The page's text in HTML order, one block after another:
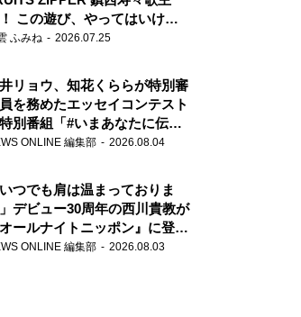
この遊び、やってはいけま
。
ふみね 2026.07.25
リョウ、知花くららが特別審
を務めたエッセイコンテスト
別番組「#いまあなたに伝え
こと」
ONLINE 編集部 2026.08.04
いつでも肩は温まっておりま
デビュー30周年の西川貴教が
オールナイトニッポン』に登
ONLINE 編集部 2026.08.03